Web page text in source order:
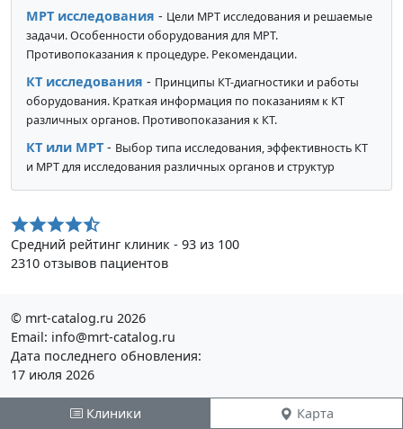
МРТ исследования - Цели МРТ исследования и решаемые
задачи. Особенности оборудования для МРТ.
Противопоказания к процедуре. Рекомендации.
КТ исследования - Принципы КТ-диагностики и работы
оборудования. Краткая информация по показаниям к КТ
различных органов. Противопоказания к КТ.
КТ или МРТ - Выбор типа исследования, эффективность КТ
и МРТ для исследования различных органов и структур
Средний рейтинг клиник - 93 из 100
2310 отзывов пациентов
Клиники Карта
© mrt-catalog.ru 2026
Email: info@mrt-catalog.ru
Дата последнего обновления:
17 июля 2026
Ознакомтесь с условиями
Политики конфиденциальности
Публичной оферты